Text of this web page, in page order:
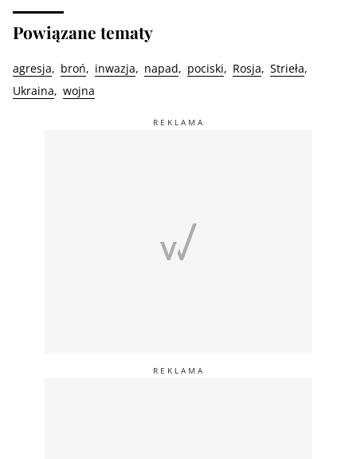
Powiązane tematy
agresja broń inwazja napad pociski Rosja
Strieła
Ukraina
wojna